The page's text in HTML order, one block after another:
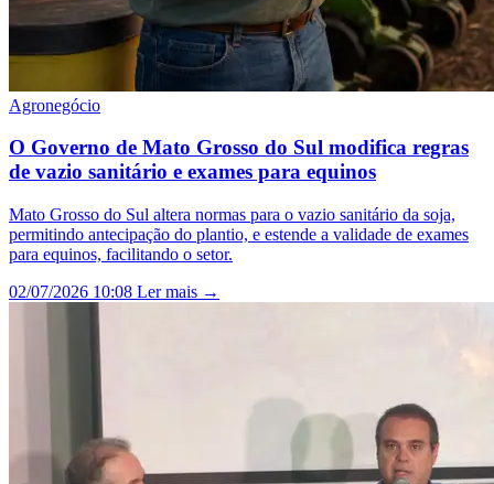
Agronegócio
O Governo de Mato Grosso do Sul modifica regras
de vazio sanitário e exames para equinos
Mato Grosso do Sul altera normas para o vazio sanitário da soja,
permitindo antecipação do plantio, e estende a validade de exames
para equinos, facilitando o setor.
02/07/2026 10:08 Ler mais →